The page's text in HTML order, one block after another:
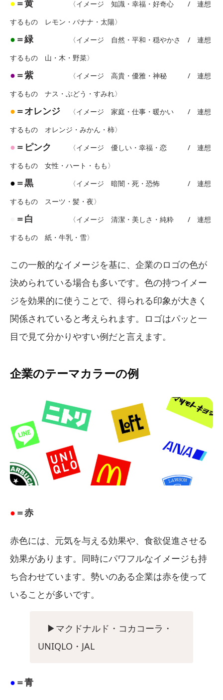
● ＝黄
〈イメージ 知識・幸福・好奇心 / 連想
するもの レモン・バナナ・太陽〉
● ＝緑
〈イメージ 自然・平和・穏やかさ / 連想
するもの 山・木・野菜〉
● ＝紫
〈イメージ 高貴・優雅・神秘 / 連想
するもの ナス・ぶどう・すみれ〉
● ＝オレンジ
〈イメージ 家庭・仕事・暖かい / 連想
するもの オレンジ・みかん・柿〉
● ＝ピンク
〈イメージ 優しい・幸福・恋 / 連想
するもの 女性・ハート・もも〉
● ＝黒
〈イメージ 暗闇・死・恐怖 / 連想
するもの スーツ・髪・夜〉
＝白
〈イメージ 清潔・美しさ・純粋 / 連想
するもの 紙・牛乳・雪〉
この一般的なイメージを基に、企業のロゴの色が
決められている場合も多いです。色の持つイメー
ジを効果的に使うことで、得られる印象が大きく
関係されていると考えられます。ロゴはパッと一
目で見て分かりやすい例だと言えます。
企業のテーマカラーの例
● ＝赤
赤色には、元気を与える効果や、食欲促進させる
効果があります。同時にパワフルなイメージも持
ち合わせています。勢いのある企業は赤を使って
いることが多いです。
▶︎マクドナルド・コカコーラ・
UNIQLO・JAL
● ＝青